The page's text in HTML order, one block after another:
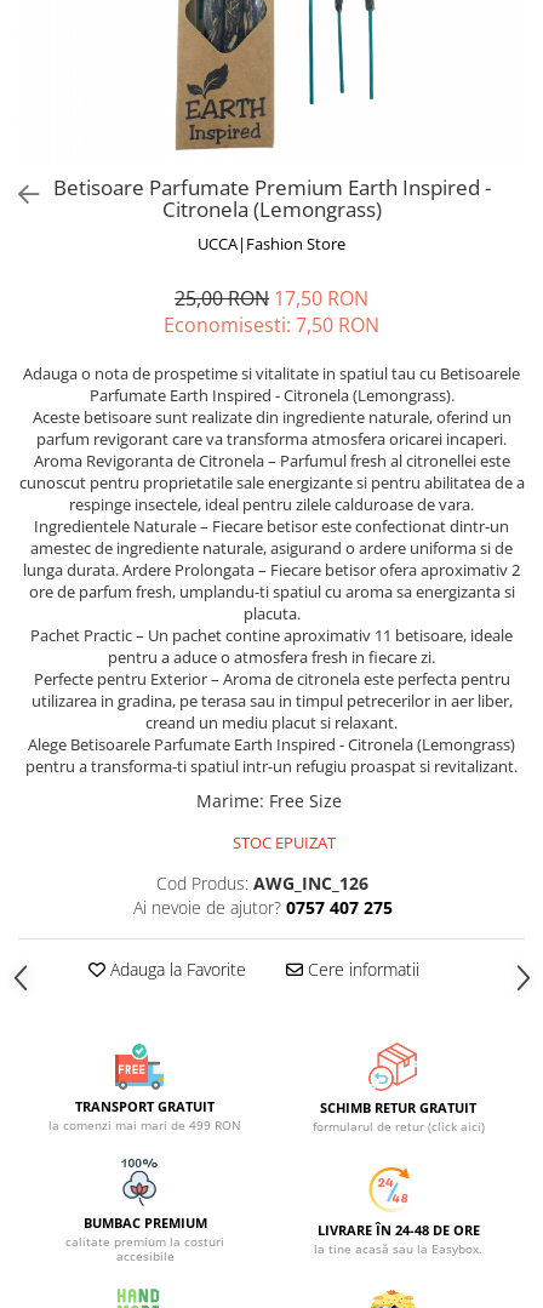
Rucsacuri Mari cu Print
Rucsacuri Mari
Rucsacuri Mici
Eșarfe
PRODUSE DE RELAXARE
Produse pentru Baie
Lumânări Parfumate
Bijuterii Energetice
Diverse
ACCESORII DE IARNĂ
Eșarfe
Bentițe
Mănuși
Jambiere din Lână
Eșarfe Cașmir
Betisoare Parfumate Premium Earth Inspired -
Citronela (Lemongrass)
UCCA|Fashion Store
25,00 RON 17,50 RON
Economisesti: 7,50 RON
Adauga o nota de prospetime si vitalitate in spatiul tau cu Betisoarele
Parfumate Earth Inspired - Citronela (Lemongrass).
Aceste betisoare sunt realizate din ingrediente naturale, oferind un
parfum revigorant care va transforma atmosfera oricarei incaperi.
Aroma Revigoranta de Citronela – Parfumul fresh al citronellei este
cunoscut pentru proprietatile sale energizante si pentru abilitatea de a
respinge insectele, ideal pentru zilele calduroase de vara.
Ingredientele Naturale – Fiecare betisor este confectionat dintr-un
amestec de ingrediente naturale, asigurand o ardere uniforma si de
lunga durata. Ardere Prolongata – Fiecare betisor ofera aproximativ 2
ore de parfum fresh, umplandu-ti spatiul cu aroma sa energizanta si
placuta.
Pachet Practic – Un pachet contine aproximativ 11 betisoare, ideale
pentru a aduce o atmosfera fresh in fiecare zi.
Perfecte pentru Exterior – Aroma de citronela este perfecta pentru
utilizarea in gradina, pe terasa sau in timpul petrecerilor in aer liber,
creand un mediu placut si relaxant.
Alege Betisoarele Parfumate Earth Inspired - Citronela (Lemongrass)
pentru a transforma-ti spatiul intr-un refugiu proaspat si revitalizant.
Marime: Free Size
STOC EPUIZAT
Cod Produs: AWG_INC_126
Ai nevoie de ajutor? 0757 407 275
Adauga la Favorite Cere informatii
TRANSPORT GRATUIT
la comenzi mai mari de 499 RON
SCHIMB RETUR GRATUIT
formularul de retur (click aici)
BUMBAC PREMIUM
calitate premium la costuri
accesibile
LIVRARE ÎN 24-48 DE ORE
la tine acasă sau la Easybox.